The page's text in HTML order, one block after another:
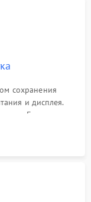
сохранения
и дисплея.
Бережная